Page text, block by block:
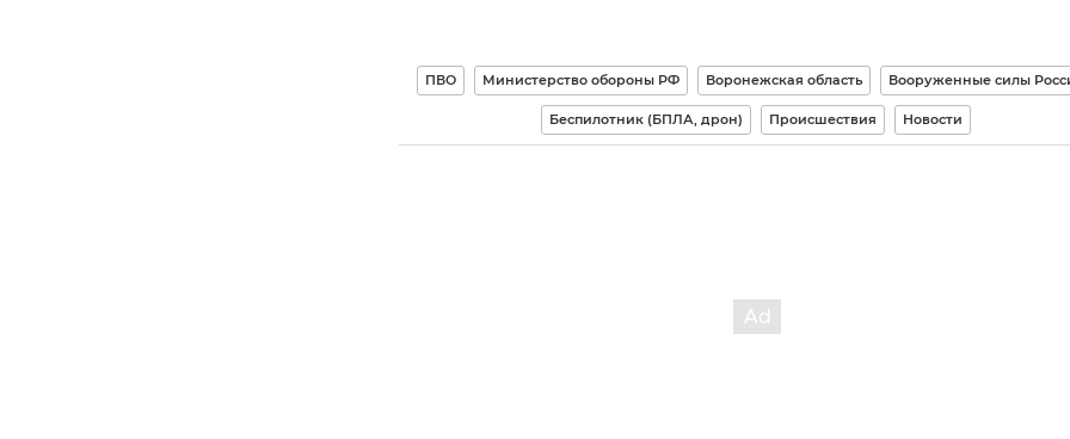
ПВО Министерство обороны РФ Воронежская область Вооруженные силы
Беспилотник (БПЛА, дрон) Происшествия Новости